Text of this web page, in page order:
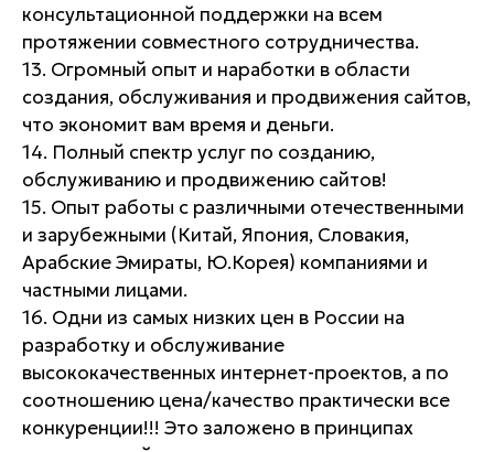
консультационной поддержки на всем
протяжении совместного сотрудничества.
13. Огромный опыт и наработки в области
создания, обслуживания и продвижения сайтов,
что экономит вам время и деньги.
14. Полный спектр услуг по созданию,
обслуживанию и продвижению сайтов!
15. Опыт работы с различными отечественными
и зарубежными (Китай, Япония, Словакия,
Арабские Эмираты, Ю.Корея) компаниями и
частными лицами.
16. Одни из самых низких цен в России на
разработку и обслуживание
высококачественных интернет-проектов, а по
соотношению цена/качество практически все
конкуренции!!! Это заложено в принципах